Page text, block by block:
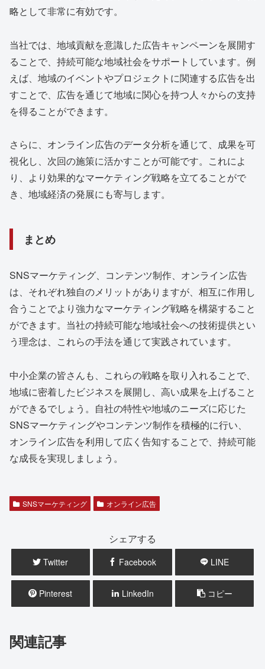
略として非常に有効です。
当社では、地域貢献を意識した広告キャンペーンを展開す
ることで、持続可能な地域社会をサポートしています。例
えば、地域のイベントやプロジェクトに関連する広告を出
すことで、広告を通じて地域に関心を持つ人々からの支持
を得ることができます。
さらに、オンライン広告のデータ分析を通じて、成果を可
視化し、次回の施策に活かすことが可能です。これによ
り、より効果的なマーケティング戦略を立てることがで
き、地域経済の発展にも寄与します。
まとめ
SNSマーケティング、コンテンツ制作、オンライン広告
は、それぞれ独自のメリットがありますが、相互に作用し
合うことでより強力なマーケティング戦略を構築すること
ができます。当社の持続可能な地域社会への技術提供とい
う理念は、これらの手法を通じて実践されています。
中小企業の皆さんも、これらの戦略を取り入れることで、
地域に密着したビジネスを展開し、高い成果を上げること
ができるでしょう。自社の特性や地域のニーズに応じた
SNSマーケティングやコンテンツ制作を積極的に行い、
オンライン広告を利用して広く告知することで、持続可能
な成長を実現しましょう。
SNSマーケティング オンライン広告
シェアする
Twitter Facebook LINE
Pinterest LinkedIn コピー
関連記事